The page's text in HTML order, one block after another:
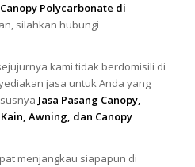
Polycarbonate di
silahkan hubungi
kami tidak berdomisili di
jasa untuk Anda yang
Jasa Pasang Canopy,
Awning, dan Canopy
menjangkau siapapun di